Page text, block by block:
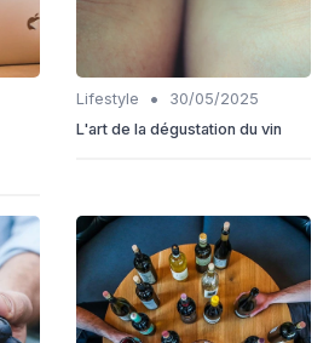
Lifestyle •
30/05/2025
L'art de la dégustation du vin